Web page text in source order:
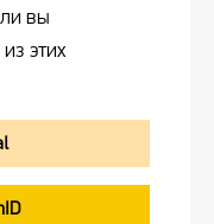
вы
этих